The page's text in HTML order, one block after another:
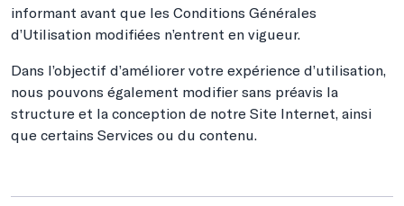
informant avant que les Conditions Générales
d’Utilisation modifiées n’entrent en vigueur.
Dans l’objectif d’améliorer votre expérience d’utilisation,
nous pouvons également modifier sans préavis la
structure et la conception de notre Site Internet, ainsi
que certains Services ou du contenu.